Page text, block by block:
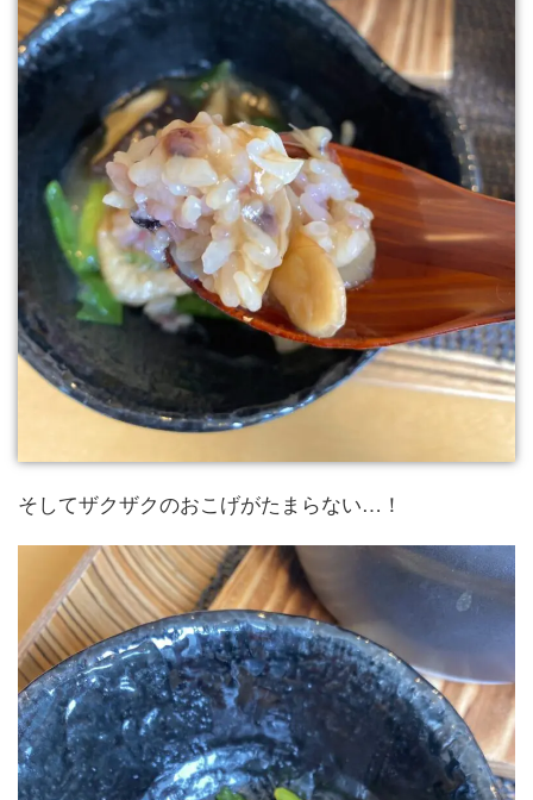
そしてザクザクのおこげがたまらない…！